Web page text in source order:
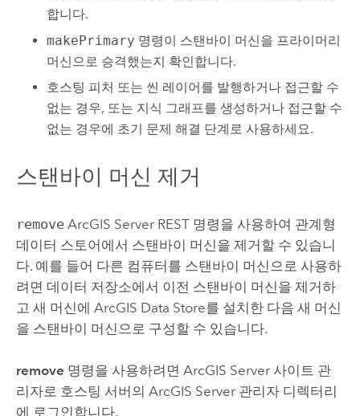
합니다.
makePrimary 명령이 스탠바이 머신을 프라이머리
머신으로 승격했는지 확인합니다.
호스팅 피처 또는 씬 레이어를 발행하거나 접근할 수
없는 경우, 또는 지식 그래프를 생성하거나 접근할 수
없는 경우에 초기 문제 해결 단계로 사용하세요.
스탠바이 머신 제거
remove ArcGIS ServerREST 명령을 사용하여 관계형
데이터 스토어에서 스탠바이 머신을 제거할 수 있습니
다. 예를 들어 다른 컴퓨터를 스탠바이 머신으로 사용하
려면 데이터 저장소에서 이전 스탠바이 머신을 제거하
고 새 머신에 ArcGIS Data Store를 설치한 다음 새 머신
을 스탠바이 머신으로 구성할 수 있습니다.
remove 명령을 사용하려면 ArcGIS Server사이트 관
리자로 호스팅 서버의 ArcGIS Server관리자 디렉터리
에 로그인합니다.